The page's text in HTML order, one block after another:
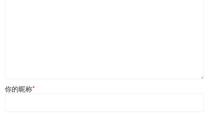
你的昵称*